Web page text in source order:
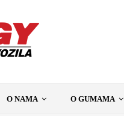
O NAMA O GUMAMA